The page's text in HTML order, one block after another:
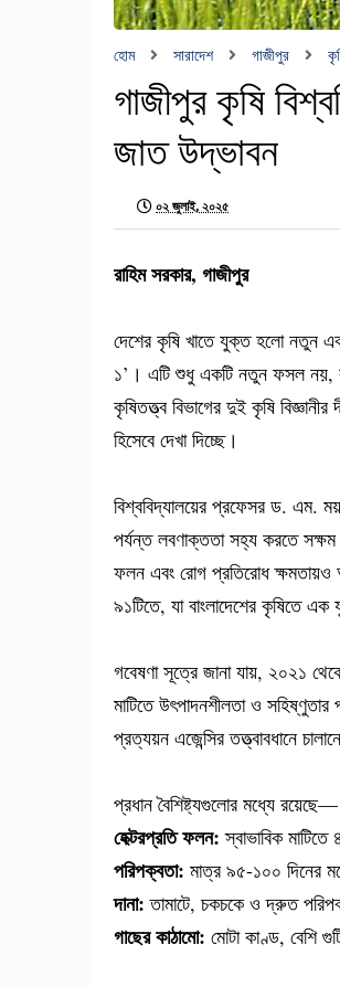
হোম সারাদেশ গাজীপুর
গাজীপুর কৃষি
জাত উদ্ভাবন
০২ জুলাই, ২০২৫
রাহিম সরকার, গাজীপুর
দেশের কৃষি খাতে যুক্ত হলো নতুন
১’। এটি শুধু একটি নতুন ফসল নয়,
কৃষিতত্ত্ব বিভাগের দুই কৃষি
হিসেবে দেখা দিচ্ছে।
বিশ্ববিদ্যালয়ের প্রফেসর ড. এম.
পর্যন্ত লবণাক্ততা সহ্য করতে
ফলন এবং রোগ প্রতিরোধ ক্ষমতায়ও
৯১টিতে, যা বাংলাদেশের কৃষিতে এক
গবেষণা সূত্রে জানা যায়, ২০২১
মাটিতে উৎপাদনশীলতা ও
প্রত্যয়ন এজেন্সির তত্ত্বাবধানে
প্রধান বৈশিষ্ট্যগুলোর মধ্যে রয়েছে—
হেক্টরপ্রতি ফলন: স্বাভাবিক
পরিপক্বতা: মাত্র ৯৫-১০০ দিনের
দানা: তামাটে, চকচকে ও দ্রুত
গাছের কাঠামো: মোটা কাণ্ড, বেশি